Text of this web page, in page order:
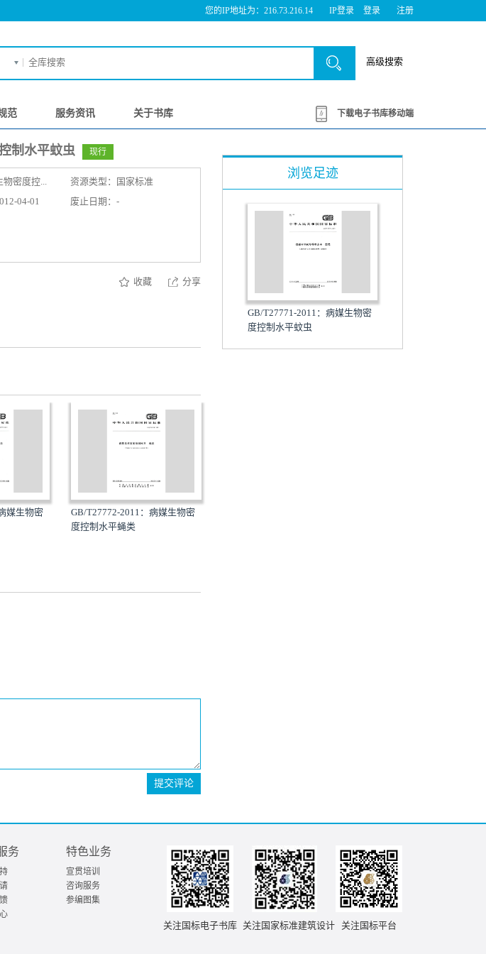
您的IP地址为：216.73.216.14 IP登录 登录 注册
高级搜索
范 服务资讯 关于书库 下载电子书库移动端
制水平蚊虫 现行
物密度控...
资源类型：国家标准
04-01
废止日期：-
收藏 分享
媒生物密
GB/T27772-2011：病媒生物密
度控制水平蝇类
提交评论
浏览足迹
GB/T27771-2011：病媒生物密
度控制水平蚊虫
务 特色业务
宣贯培训
咨询服务
参编图集
关注国标电子书库 关注国家标准建筑设计 关注国标平台